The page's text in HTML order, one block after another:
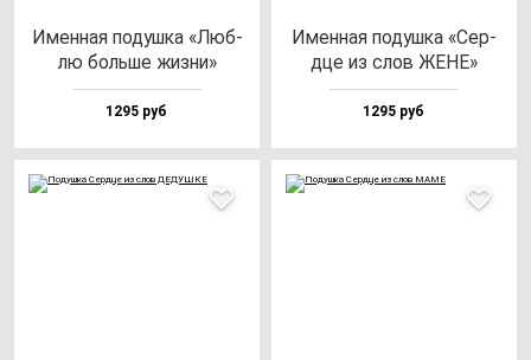
Имен­ная по­душ­ка «Люб­
лю боль­ше жиз­ни»
1295 руб
Имен­ная по­душ­ка «Сер­
дце из слов ЖЕНЕ»
1295 руб